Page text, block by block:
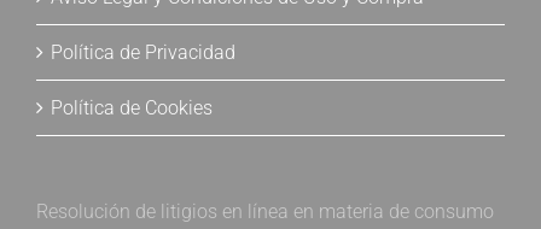
Política de Privacidad
Política de Cookies
Resolución de litigios en línea en materia de consumo